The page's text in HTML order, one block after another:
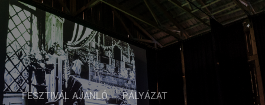
FESZTIVÁL AJÁNLÓ PÁLYÁZAT